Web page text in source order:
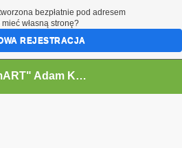
"AdamART" Adam Kostecki Bielsko-Biała - Krajobrazy
bezpłatnie pod adresem
własną stronę?
REJESTRACJA